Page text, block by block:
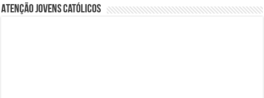
Atenção Jovens Católicos